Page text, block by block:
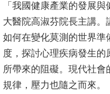
術
單
位
研
究
「我國健康產業的發展
大醫院高淑芬院長主講。
如何在變化莫測的世界準
度，探討心理疾病發生
所帶來的阻礙。現代社
規律，壓力也隨之而來。